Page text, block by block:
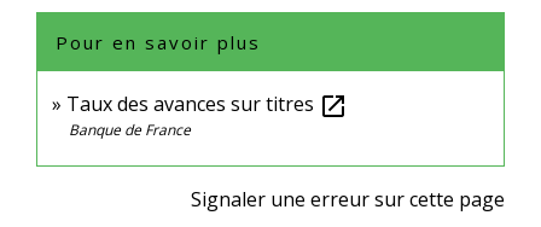
Pour en savoir plus
Taux des avances sur titres open_in_new
Banque de France
Signaler une erreur sur cette page